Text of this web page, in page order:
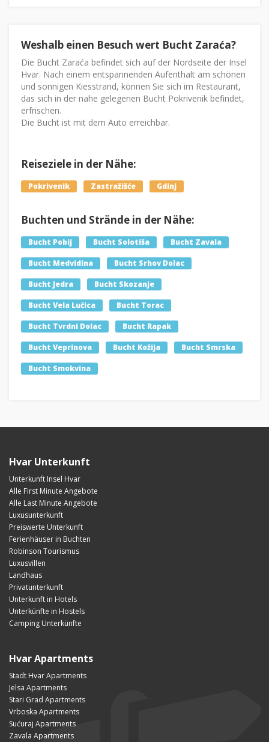
Weshalb einen Besuch wert Bucht Zaraća?
Die Bucht Zaraća befindet sich auf der Nordseite der Insel
Hvar. Nach einem entspannenden Aufenthalt am schönen
und sonnigen Kiesstrand, können Sie sich im Restaurant,
das sich in der nahe gelegenen Bucht Pokrivenik befindet,
erfrischen.
Die Bucht ist mit dem Auto erreichbar.
Reiseziele in der Nähe:
Pokrivenik Zastražišće Gdinj
Buchten und Strände in der Nähe:
Bucht Pobij Bucht Solotiša Bucht Zavala
Bucht Medvidina Bucht Srhov Dolac
Bucht Jedra Bucht Skozanje
Bucht Vela Lučica Bucht Torac
Bucht Tvrdni Dolac Bucht Rapak
Bucht Veprinova Bucht Kožija Bucht Smrska
Bucht Smokvina
Hvar Unterkunft
Unterkunft Insel Hvar
Alle First Minute Angebote
Alle Last Minute Angebote
Luxusunterkunft
Preiswerte Unterkunft
Ferienhäuser in Buchten
Robinson Tourismus
Luxusvillen
Landhaus
Privatunterkunft
Unterkunft in Hotels
Unterkünfte in Hostels
Camping Unterkünfte
Hvar Apartments
Stadt Hvar Apartments
Jelsa Apartments
Stari Grad Apartments
Vrboska Apartments
Sućuraj Apartments
Zavala Apartments